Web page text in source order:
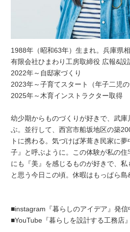
1988年（昭和63年）生まれ。兵庫県相
有限会社ひまわり工房取締役 広報&設
2022年～自邸家づくり
2023年～子育てスタート（年子二児の
2025年～木育インストラクター取得
幼少期からものづくりが好きで、武
ぶ。並行して、西宮市船坂地区の築
トに携わる。気づけば茅葺き民家に
子』と呼ぶように。この体験が私の住
にも『美』を感じるものが好きで、
と思う今日この頃。休暇はもっぱら島
■instagram『暮らしのアイデア』発信
■YouTube『暮らしを設計する工務店